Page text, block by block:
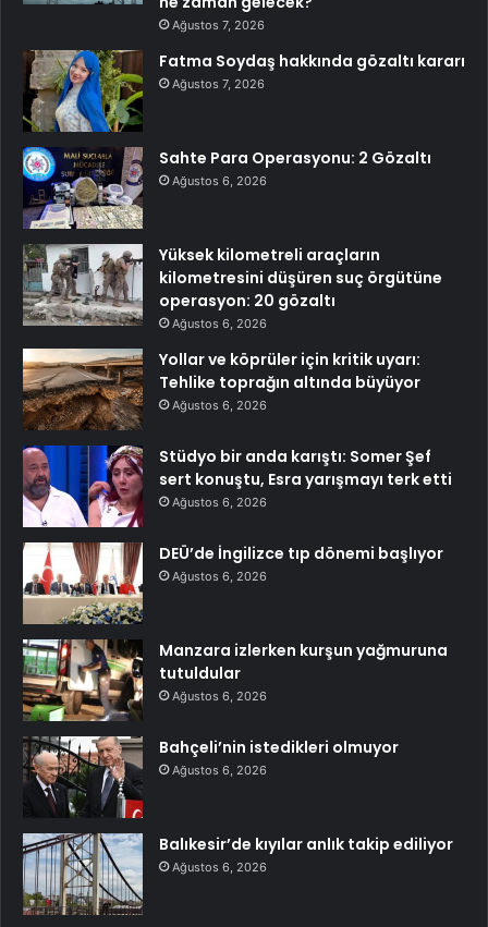
Ağustos 7, 2026
Fatma Soydaş hakkında gözaltı kararı
Ağustos 7, 2026
Sahte Para Operasyonu: 2 Gözaltı
Ağustos 6, 2026
Yüksek kilometreli araçların
kilometresini düşüren suç örgütüne
operasyon: 20 gözaltı
Ağustos 6, 2026
Yollar ve köprüler için kritik uyarı:
Tehlike toprağın altında büyüyor
Ağustos 6, 2026
Stüdyo bir anda karıştı: Somer Şef
sert konuştu, Esra yarışmayı terk etti
Ağustos 6, 2026
DEÜ’de İngilizce tıp dönemi başlıyor
Ağustos 6, 2026
Manzara izlerken kurşun yağmuruna
tutuldular
Ağustos 6, 2026
Bahçeli’nin istedikleri olmuyor
Ağustos 6, 2026
Balıkesir’de kıyılar anlık takip ediliyor
Ağustos 6, 2026